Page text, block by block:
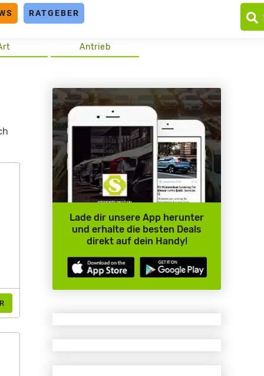
RATGEBER
Antrieb
Lade dir unsere App herunter
und erhalte die besten Deals
direkt auf dein Handy!